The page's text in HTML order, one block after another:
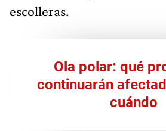
escolleras.
Ola polar: qué
continuarán
cuándo